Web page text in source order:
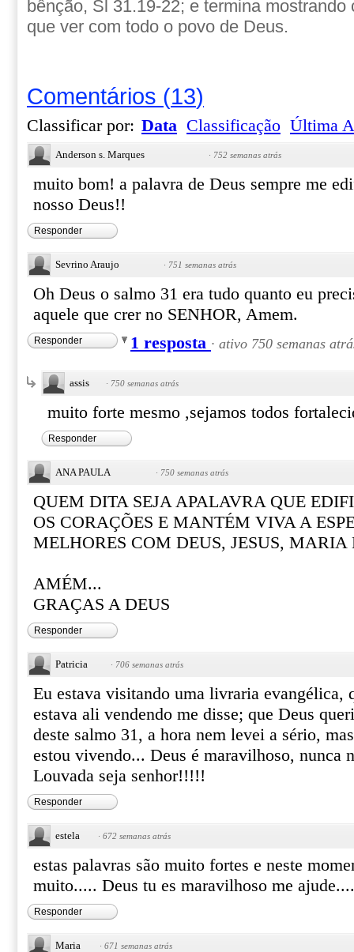
bênção, Sl 31.19-22; e termina
que ver com todo o povo de Deus.
Comentários (13)
Classificar por: Data Classificação Última
Anderson s. Marques · 752 semanas atrás
muito bom! a palavra de Deus sempre me
nosso Deus!!
Responder
Sevrino Araujo · 751 semanas atrás
Oh Deus o salmo 31 era tudo quanto eu
aquele que crer no SENHOR, Amem.
Responder 1 resposta · ativo 750 semanas
assis · 750 semanas atrás
muito forte mesmo ,sejamos todos
Responder
ANA PAULA · 750 semanas atrás
QUEM DITA SEJA APALAVRA QUE
OS CORAÇÕES E MANTÉM VIVA A
MELHORES COM DEUS, JESUS, MARIA
AMÉM...
GRAÇAS A DEUS
Responder
Patricia · 706 semanas atrás
Eu estava visitando uma livraria evangélica,
estava ali vendendo me disse; que Deus
deste salmo 31, a hora nem levei a sério,
estou vivendo... Deus é maravilhoso, nunca
Louvada seja senhor!!!!!
Responder
estela · 672 semanas atrás
estas palavras são muito fortes e neste
muito..... Deus tu es maravilhoso me
Responder
Maria · 671 semanas atrás